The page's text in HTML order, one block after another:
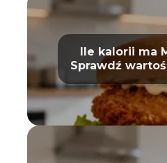
Ile kalorii ma
Sprawdź